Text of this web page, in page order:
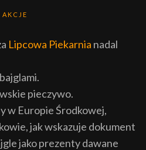
AKCJE
Lipcowa Piekarnia nadal
pieczywo.
w Europie Środkowej,
jak wskazuje dokument
jako prezenty dawane